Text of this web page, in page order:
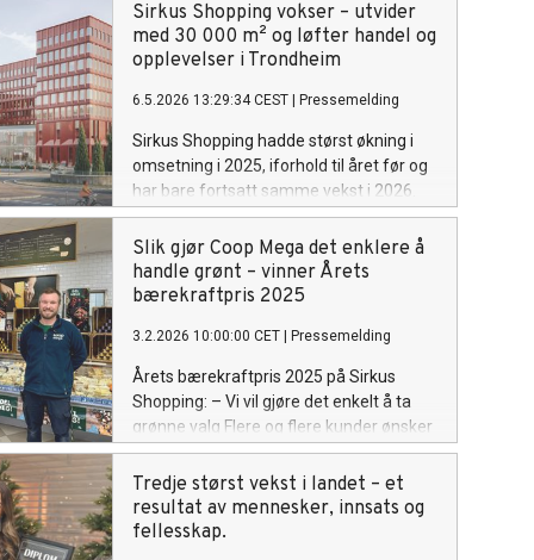
Sirkus Shopping vokser – utvider
med 30 000 m² og løfter handel og
opplevelser i Trondheim
6.5.2026 13:29:34 CEST Pressemelding
Sirkus Shopping hadde størst økning i
omsetning i 2025, iforhold til året før og
har bare fortsatt samme vekst i 2026.
Senteret utvider derfor med 50 % i et
nybygg på Strindheimkrysset. Bygget er
et stort og fremtidsrettet bygg på hele
30 000 kvadratmeter fordelt på ni
kontor og 15 000 m2 til handel,
opplevelser og mat/servering.
Utbyggingen øker kjøpesenterets areal
med 50 prosent og vil gi Trondheims
innbyggere et langt bredere tilbud innen
mat/servering.
Dette markerer en av de største utvidelsene av et
Norge, og vil styrke det kollektive
Slik gjør Coop Mega det enklere å
handle grønt – vinner Årets
bærekraftpris 2025
3.2.2026 10:00:00 CET Pressemelding
Årets bærekraftpris 2025 på Sirkus
Shopping: – Vi vil gjøre det enkelt å ta
grønne valg Flere og flere kunder ønsker
å handle bærekraftig – og butikkene
som gir gode, miljøvennlige alternativer,
blir stadig viktigere. På Sirkus Shopping
har dette engasjementet nå blitt løftet
Tredje størst vekst i landet – et
resultat av mennesker, innsats og
fellesskap.